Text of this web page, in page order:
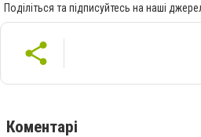
Поділіться та підписуйтесь на наші
Коментарі